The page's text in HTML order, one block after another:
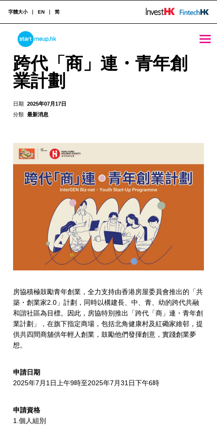
跨代「商」連・青年創業計劃 - StartmeupHK
STARTMEUPHK
STARTMEUPHK FESTIVAL IS THE LEADING STARTUP AND INNOVATION CONFERENCE EVENT IN HONG KONG
字體大小 EN 简
跨代「商」連・青年創
業計劃
日期 2025年07月17日
分類 最新消息
房協積極鼓勵青年創業，全力支持由香港房屋委員會推出的「共
築・創業家2.0」計劃，同時以構建長、中、青、幼的跨代共融
和諧社區為目標。因此，房協特別推出「跨代「商」連・青年創
業計劃」，在旗下指定商場，包括北角健康村及紅磡家維邨，提
供共四間商舖供年輕人創業，鼓勵他們發揮創意，實踐創業夢
想。
申請⽇期
2025年7⽉1⽇上午9時⾄2025年7⽉31⽇下午6時
申請資格
1.個人組別